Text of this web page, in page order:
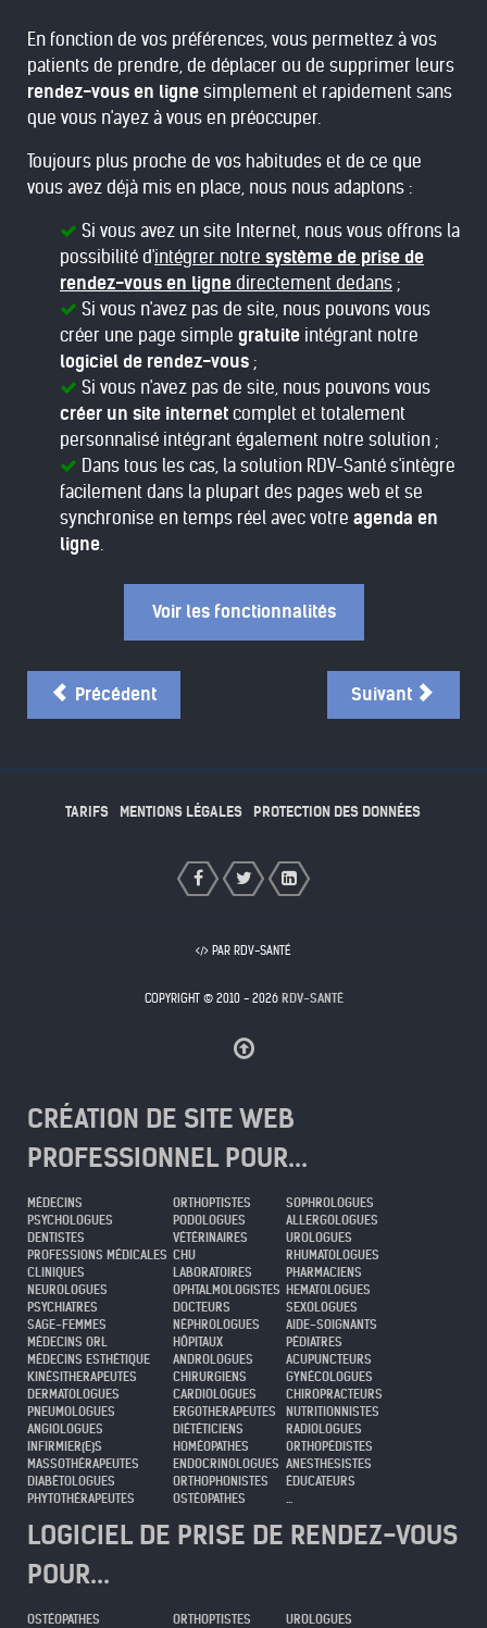
En fonction de vos préférences, vous permettez à vos
patients de prendre, de déplacer ou de supprimer leurs
rendez-vous en ligne simplement et rapidement sans
que vous n'ayez à vous en préoccuper.
Toujours plus proche de vos habitudes et de ce que
vous avez déjà mis en place, nous nous adaptons :
Si vous avez un site Internet, nous vous offrons la
possibilité d'intégrer notre système de prise de
rendez-vous en ligne directement dedans ;
Si vous n'avez pas de site, nous pouvons vous
créer une page simple gratuite intégrant notre
logiciel de rendez-vous ;
Si vous n'avez pas de site, nous pouvons vous
créer un site internet complet et totalement
personnalisé intégrant également notre solution ;
Dans tous les cas, la solution RDV-Santé s'intègre
facilement dans la plupart des pages web et se
synchronise en temps réel avec votre agenda en
ligne.
Voir les fonctionnalités
Précédent Suivant
TARIFS MENTIONS LÉGALES PROTECTION DES DONNÉES
PAR RDV-SANTÉ
COPYRIGHT © 2010 - 2026 RDV-SANTÉ
CRÉATION DE SITE WEB
PROFESSIONNEL POUR...
MÉDECINS
PSYCHOLOGUES
DENTISTES
PROFESSIONS MÉDICALES
CLINIQUES
NEUROLOGUES
PSYCHIATRES
SAGE-FEMMES
MÉDECINS ORL
MÉDECINS ESTHÉTIQUE
KINÉSITHERAPEUTES
DERMATOLOGUES
PNEUMOLOGUES
ANGIOLOGUES
INFIRMIER(E)S
MASSOTHÉRAPEUTES
DIABÉTOLOGUES
PHYTOTHÉRAPEUTES
ORTHOPTISTES
PODOLOGUES
VÉTÉRINAIRES
CHU
LABORATOIRES
OPHTALMOLOGISTES
DOCTEURS
NÉPHROLOGUES
HÔPITAUX
ANDROLOGUES
CHIRURGIENS
CARDIOLOGUES
ERGOTHERAPEUTES
DIÉTÉTICIENS
HOMÉOPATHES
ENDOCRINOLOGUES
ORTHOPHONISTES
OSTÉOPATHES
SOPHROLOGUES
ALLERGOLOGUES
UROLOGUES
RHUMATOLOGUES
PHARMACIENS
HEMATOLOGUES
SEXOLOGUES
AIDE-SOIGNANTS
PÉDIATRES
ACUPUNCTEURS
GYNÉCOLOGUES
CHIROPRACTEURS
NUTRITIONNISTES
RADIOLOGUES
ORTHOPÉDISTES
ANESTHESISTES
ÉDUCATEURS
...
LOGICIEL DE PRISE DE RENDEZ-VOUS
POUR...
OSTÉOPATHES ORTHOPTISTES UROLOGUES